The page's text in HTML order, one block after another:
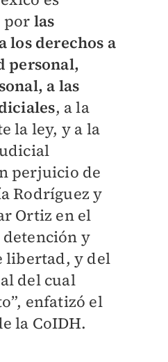
por las
los derechos a
personal,
a las
, a la
la ley, y a la
perjuicio de
Rodríguez y
Ortiz en el
detención y
libertad, y del
del cual
enfatizó el
la CoIDH.